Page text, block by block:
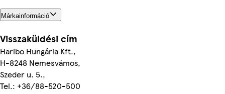
Márkainformáció
Visszaküldési cím
Haribo Hungária Kft.,
H-8248 Nemesvámos,
Szeder u. 5.,
Tel.: +36/88-520-500